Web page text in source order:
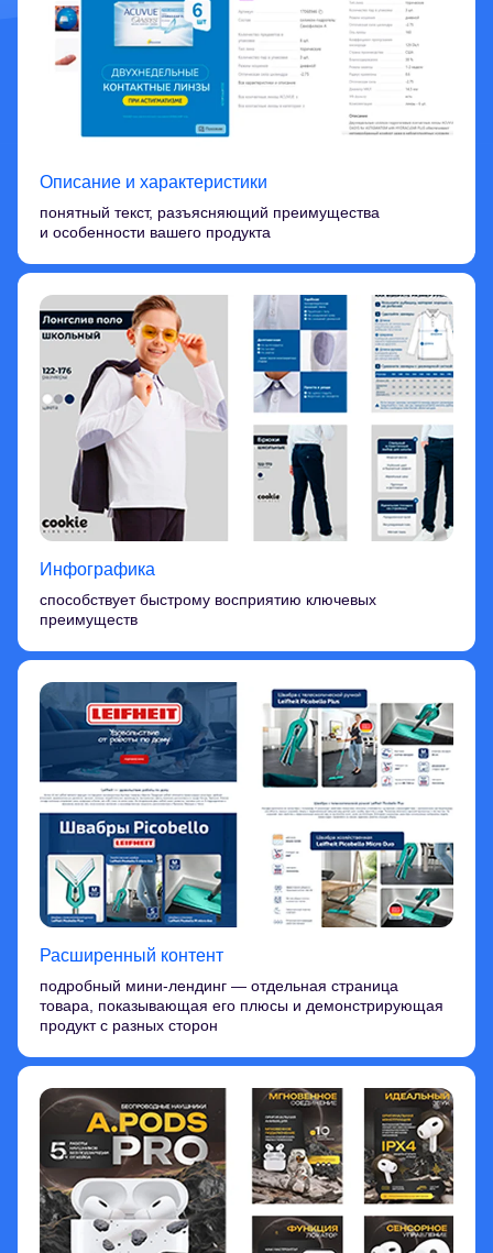
Описание и характеристики
понятный текст, разъясняющий преимущества
и особенности вашего продукта
Инфографика
способствует быстрому восприятию ключевых
преимуществ
Расширенный контент
подробный мини-лендинг — отдельная страница
товара, показывающая его плюсы и демонстрирующая
продукт с разных сторон